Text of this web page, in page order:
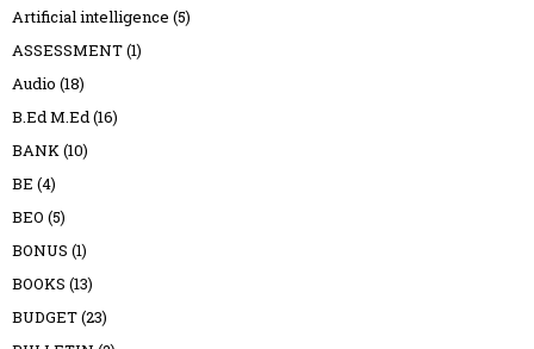
Artificial intelligence (5)
ASSESSMENT(1)
Audio (18)
B.Ed M.Ed(16)
BANK(10)
BE (4)
BEO (5)
BONUS (1)
BOOKS (13)
BUDGET(23)